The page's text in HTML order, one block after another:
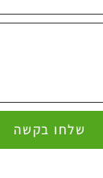
שלחו בקשה